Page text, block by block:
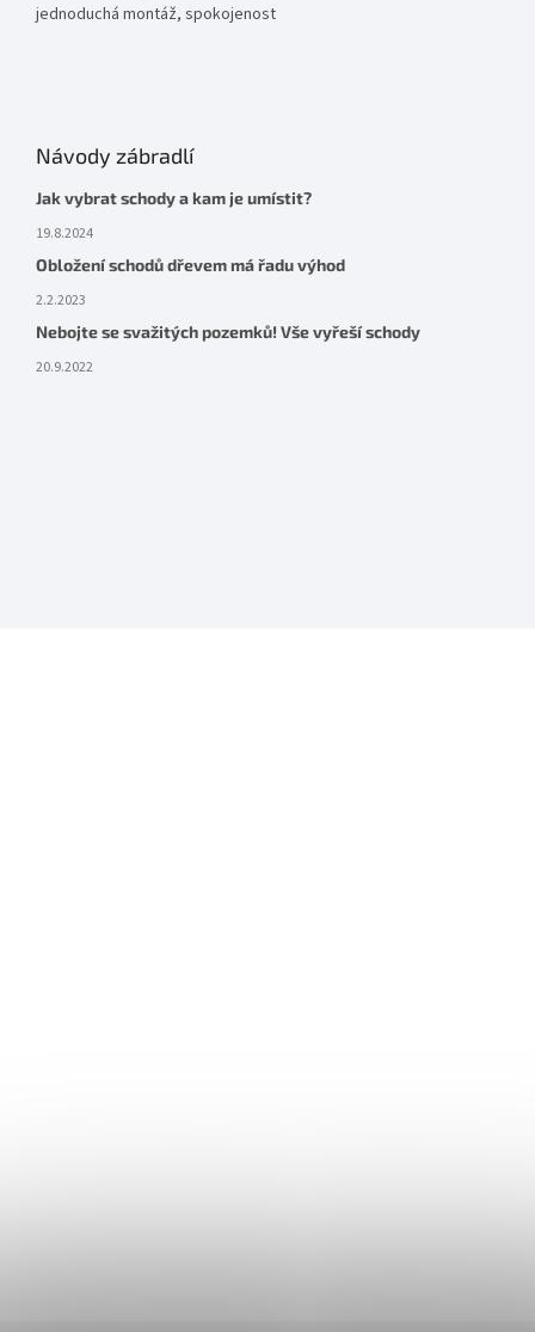
jednoduchá montáž, spokojenost
Návody zábradlí
Jak vybrat schody a kam je umístit?
19.8.2024
Obložení schodů dřevem má řadu výhod
2.2.2023
Nebojte se svažitých pozemků! Vše vyřeší schody
20.9.2022